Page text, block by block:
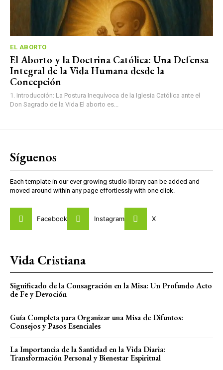
EL ABORTO
El Aborto y la Doctrina Católica: Una Defensa
Integral de la Vida Humana desde la
Concepción
1. Introducción: La Postura Inequívoca de la Iglesia Católica ante el
Don Sagrado de la Vida El aborto es...
Síguenos
Each template in our ever growing studio library can be added and
moved around within any page effortlessly with one click.
Facebook Instagram X
Vida Cristiana
Significado de la Consagración en la Misa: Un Profundo Acto
de Fe y Devoción
Guía Completa para Organizar una Misa de Difuntos:
Consejos y Pasos Esenciales
La Importancia de la Santidad en la Vida Diaria:
Transformación Personal y Bienestar Espiritual